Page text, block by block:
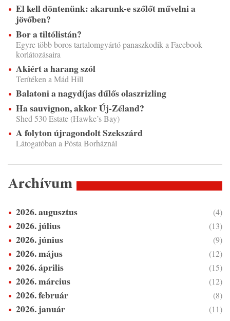
El kell döntenünk: akarunk-e szőlőt művelni a
jövőben?
Bor a tiltólistán?
Egyre több boros tartalomgyártó panaszkodik a Facebook
korlátozásaira
Akiért a harang szól
Terítéken a Mád Hill
Balatoni a nagydíjas dűlős olaszrizling
Ha sauvignon, akkor Új-Zéland?
Shed 530 Estate (Hawke’s Bay)
A folyton újragondolt Szekszárd
Látogatóban a Pósta Borháznál
Archívum
2026. augusztus (4)
2026. július (13)
2026. június (9)
2026. május (12)
2026. április (15)
2026. március (12)
2026. február (8)
2026. január (11)